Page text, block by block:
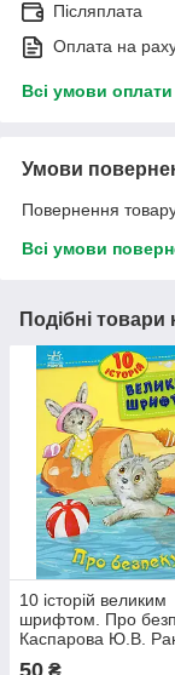
Післяплата
Оплата на
Всі умови оплати
Умови
Повернення
Всі умови
Подібні товари
10 історій великим
шрифтом. Про
Каспарова Ю.В.
50 ₴